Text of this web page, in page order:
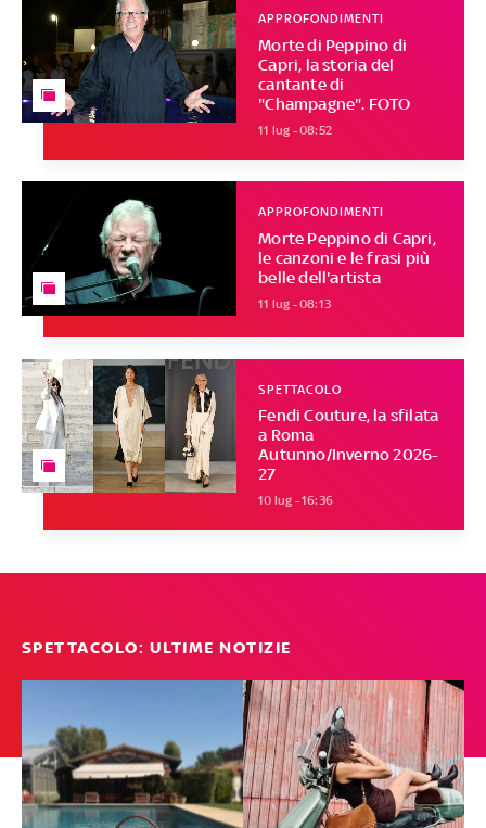
Morte di Peppino di
Capri, la storia del
cantante di
"Champagne". FOTO
APPROFONDIMENTI
11 lug - 08:52
Morte Peppino di Capri,
le canzoni e le frasi più
belle dell'artista
APPROFONDIMENTI
11 lug - 08:13
Fendi Couture, la sfilata
a Roma
Autunno/Inverno 2026-
27
SPETTACOLO
10 lug - 16:36
SPETTACOLO: ULTIME NOTIZIE